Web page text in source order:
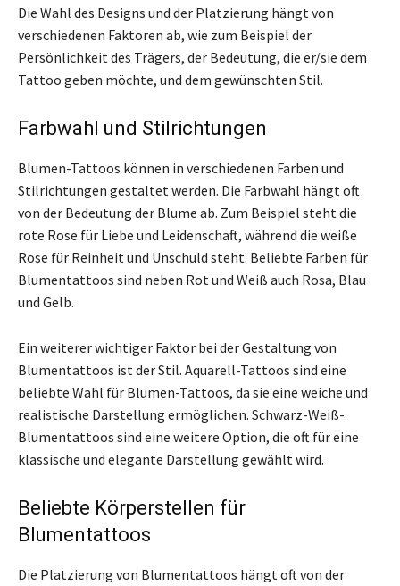
Die Wahl des Designs und der Platzierung hängt von
verschiedenen Faktoren ab, wie zum Beispiel der
Persönlichkeit des Trägers, der Bedeutung, die er/sie dem
Tattoo geben möchte, und dem gewünschten Stil.
Farbwahl und Stilrichtungen
Blumen-Tattoos können in verschiedenen Farben und
Stilrichtungen gestaltet werden. Die Farbwahl hängt oft
von der Bedeutung der Blume ab. Zum Beispiel steht die
rote Rose für Liebe und Leidenschaft, während die weiße
Rose für Reinheit und Unschuld steht. Beliebte Farben für
Blumentattoos sind neben Rot und Weiß auch Rosa, Blau
und Gelb.
Ein weiterer wichtiger Faktor bei der Gestaltung von
Blumentattoos ist der Stil. Aquarell-Tattoos sind eine
beliebte Wahl für Blumen-Tattoos, da sie eine weiche und
realistische Darstellung ermöglichen. Schwarz-Weiß-
Blumentattoos sind eine weitere Option, die oft für eine
klassische und elegante Darstellung gewählt wird.
Beliebte Körperstellen für
Blumentattoos
Die Platzierung von Blumentattoos hängt oft von der